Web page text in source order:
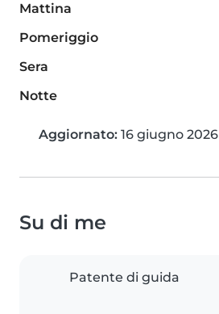
Mattina
Pomeriggio
Sera
Notte
Aggiornato: 16 giugno 2026
Su di me
Patente di guida